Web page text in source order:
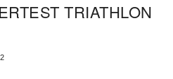
TRIATHLON